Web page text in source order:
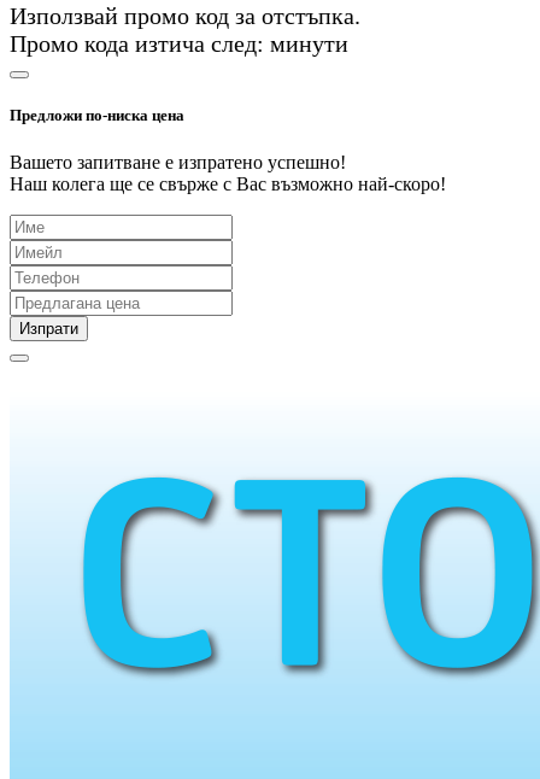
Използвай промо код за отстъпка.
Промо кода изтича след: минути
Предложи по-ниска цена
Вашето запитване е изпратено успешно!
Наш колега ще се свърже с Вас възможно най-скоро!
Изпрати